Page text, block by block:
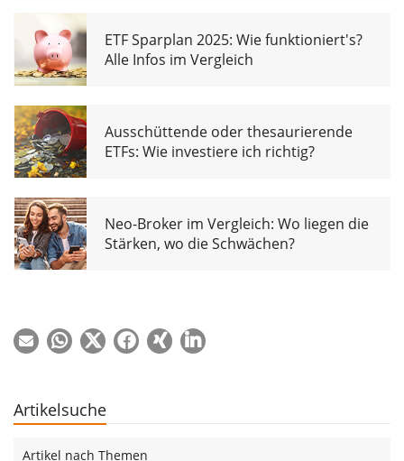
ETF Sparplan 2025: Wie funktioniert's?
Alle Infos im Vergleich
Ausschüttende oder thesaurierende
ETFs: Wie investiere ich richtig?
Neo-Broker im Vergleich: Wo liegen die
Stärken, wo die Schwächen?
Artikelsuche
Artikel nach Themen